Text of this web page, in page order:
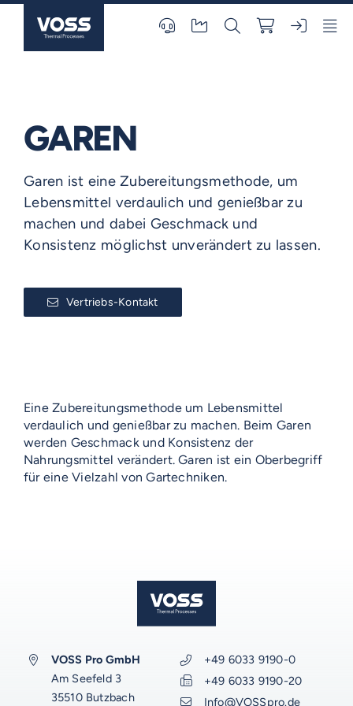
GAREN
Garen ist eine Zubereitungsmethode, um
Lebensmittel verdaulich und genießbar zu
machen und dabei Geschmack und
Konsistenz möglichst unverändert zu lassen.
Vertriebs-Kontakt
Eine Zubereitungsmethode um Lebensmittel
verdaulich und genießbar zu machen. Beim Garen
werden Geschmack und Konsistenz der
Nahrungsmittel verändert. Garen ist ein Oberbegriff
für eine Vielzahl von Gartechniken.
VOSS Pro GmbH
Am Seefeld 3
35510 Butzbach
+49 6033 9190-0
+49 6033 9190-20
Info@VOSSpro.de
Abfüllmaschinen
Vakuum-Detektor
Zusatzausrüstung für
Konservenlinien
DALI
SHAKA
Verpackungen-Übersicht
Aluminiumdarm
VOSS-MODELLE
UNIVERSAL
AERO
Autoklaven-Kapazität
Direktvermarkter
Handwerk
Industrie
VOSS DIENSTLEISTUNGEN
0%-Finanzierung
Technologie-Übersicht
Abfüllmaschinen
Autoklaven